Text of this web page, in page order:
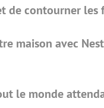
de contourner les
maison avec
le monde